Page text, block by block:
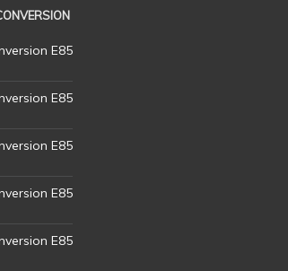
E85
E85
E85
E85
E85